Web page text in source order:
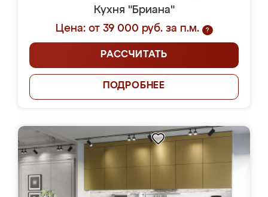
Кухня "Бриана"
Цена: от 39 000 руб. за п.м.
?
РАССЧИТАТЬ
ПОДРОБНЕЕ